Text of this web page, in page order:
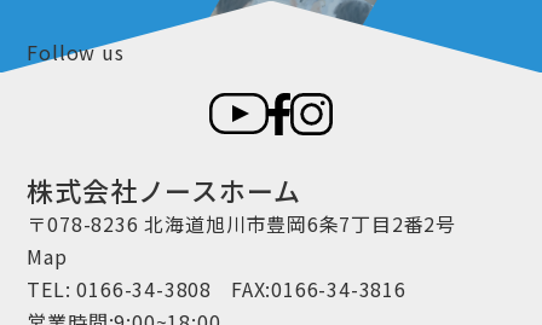
Follow us
株式会社ノースホーム
〒078-8236 北海道旭川市豊岡6条7丁目2番2号
Map
TEL:0166-34-3808
FAX:0166-34-3816